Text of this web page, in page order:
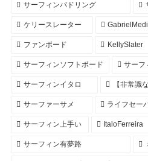
サーフィンパドリング
ケリースレーター
ファンボード KellySlater
サーフィンソフトボード サーフ
サーフィンイタロ 【非常識
サーファーサメ ライフセー
サーフィン上手い ItaloFerreira
サーフィン有夢路